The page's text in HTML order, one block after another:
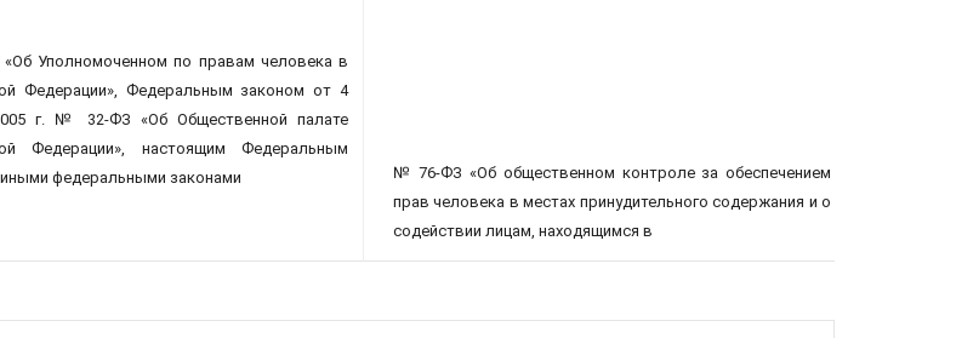
Уполномоченном по правам человека в
Фе­дерации», Федеральным законом от 4
г. № 32-ФЗ «Об Общественной палате
Федерации», настоящим Феде­ральным
феде­ральными законами
№ 76-ФЗ «Об общественном контроле за обеспечением
прав человека в мес­тах принудительного содержания и о
содействии лицам, находящимся в